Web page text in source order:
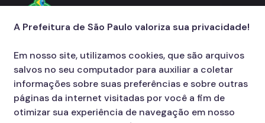
A Prefeitura de São Paulo valoriza sua privacidade!
Em nosso site, utilizamos cookies, que são arquivos
salvos no seu computador para auxiliar a coletar
informações sobre suas preferências e sobre outras
páginas da internet visitadas por você a fim de
otimizar sua experiência de navegação em nosso